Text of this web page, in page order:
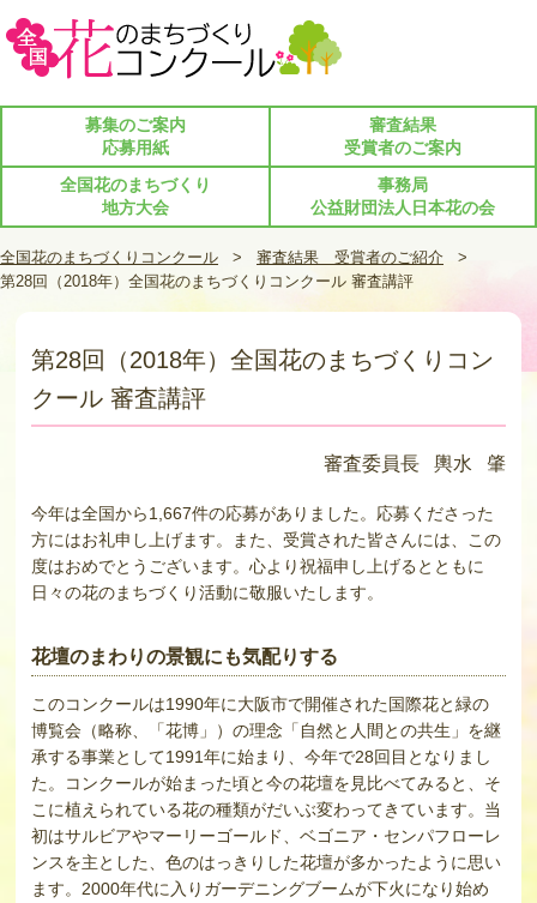
募集のご案内
応募用紙
審査結果
受賞者のご案内
全国花のまちづくり
地方大会
事務局
公益財団法人日本花の会
全国花のまちづくりコンクール > 審査結果 受賞者のご紹介
>
第28回（2018年）全国花のまちづくりコンクール 審査講評
第28回（2018年）全国花のまちづくりコン
クール 審査講評
審査委員長 輿水 肇
今年は全国から1,667件の応募がありました。応募くださった
方にはお礼申し上げます。また、受賞された皆さんには、この
度はおめでとうございます。心より祝福申し上げるとともに
日々の花のまちづくり活動に敬服いたします。
花壇のまわりの景観にも気配りする
このコンクールは1990年に大阪市で開催された国際花と緑の
博覧会（略称、「花博」）の理念「自然と人間との共生」を継
承する事業として1991年に始まり、今年で28回目となりまし
た。コンクールが始まった頃と今の花壇を見比べてみると、そ
こに植えられている花の種類がだいぶ変わってきています。当
初はサルビアやマーリーゴールド、ベゴニア・センパフローレ
ンスを主とした、色のはっきりした花壇が多かったように思い
ます。2000年代に入りガーデニングブームが下火になり始め